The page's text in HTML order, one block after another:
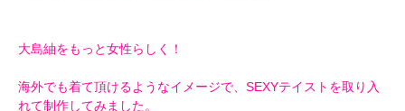
大島紬をもっと女性らしく！
海外でも着て頂けるようなイメージで、SEXYテイストを取り入
れて制作してみました。